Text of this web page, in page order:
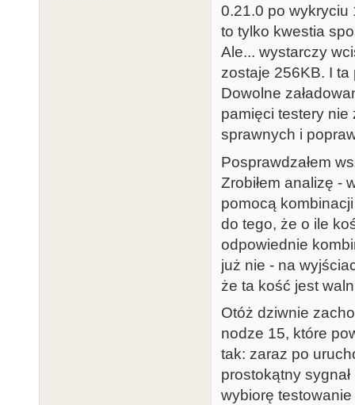
0.21.0 po wykryciu
to tylko kwestia
Ale... wystarczy
zostaje 256KB. I ta
Dowolne
pamięci testery nie
sprawnych i
Posprawdzałem
Zrobiłem analizę -
pomocą
do tego, że o ile
odpowiednie
już nie - na
że ta kość jest
Otóż dziwnie
nodze 15, które
tak: zaraz po
prostokątny
wybiorę testowanie